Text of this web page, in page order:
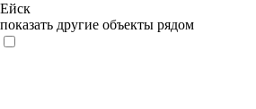
Ейск
показать другие объекты рядом